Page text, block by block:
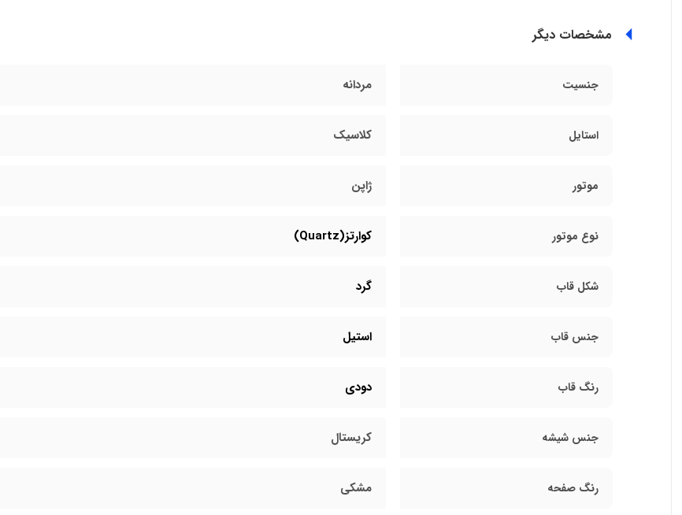
مشخصات دیگر
جنسیت مردانه
استایل کلاسیک
موتور ژاپن
نوع موتور کوارتز(Quartz)
شکل قاب گرد
جنس قاب استیل
رنگ قاب دودی
جنس شیشه کریستال
رنگ صفحه مشکی